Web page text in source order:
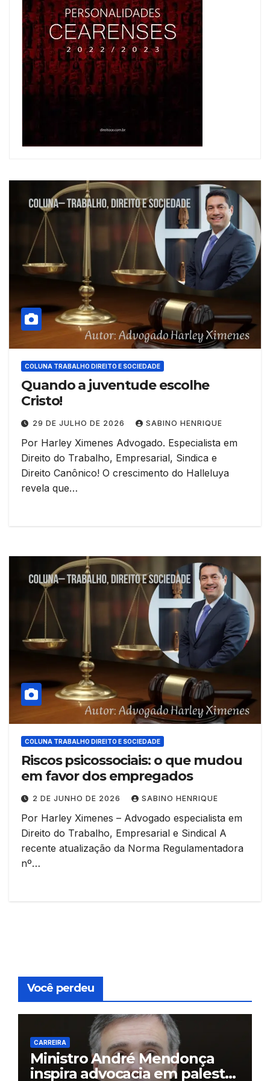
COLUNA TRABALHO DIREITO E SOCIEDADE
Quando a juventude escolhe
Cristo!
29 DE JULHO DE 2026 SABINO HENRIQUE
Por Harley Ximenes Advogado. Especialista em
Direito do Trabalho, Empresarial, Sindica e
Direito Canônico! O crescimento do Halleluya
revela que…
COLUNA TRABALHO DIREITO E SOCIEDADE
Riscos psicossociais: o que mudou
em favor dos empregados
2 DE JUNHO DE 2026 SABINO HENRIQUE
Por Harley Ximenes – Advogado especialista em
Direito do Trabalho, Empresarial e Sindical A
recente atualização da Norma Regulamentadora
nº…
Você perdeu
CARREIRA
Ministro André Mendonça
inspira advocacia em palestra